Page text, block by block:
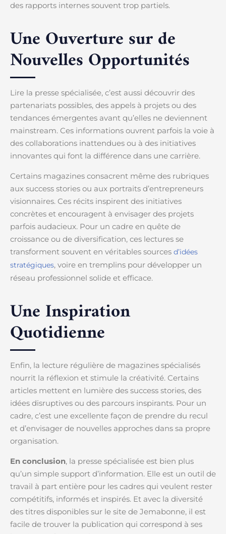
des rapports internes souvent trop partiels.
Une Ouverture sur de
Nouvelles Opportunités
Lire la presse spécialisée, c’est aussi découvrir des
partenariats possibles, des appels à projets ou des
tendances émergentes avant qu’elles ne deviennent
mainstream. Ces informations ouvrent parfois la voie à
des collaborations inattendues ou à des initiatives
innovantes qui font la différence dans une carrière.
Certains magazines consacrent même des rubriques
aux success stories ou aux portraits d’entrepreneurs
visionnaires. Ces récits inspirent des initiatives
concrètes et encouragent à envisager des projets
parfois audacieux. Pour un cadre en quête de
croissance ou de diversification, ces lectures se
transforment souvent en véritables sources d’idées
stratégiques, voire en tremplins pour développer un
réseau professionnel solide et efficace.
Une Inspiration
Quotidienne
Enfin, la lecture régulière de magazines spécialisés
nourrit la réflexion et stimule la créativité. Certains
articles mettent en lumière des success stories, des
idées disruptives ou des parcours inspirants. Pour un
cadre, c’est une excellente façon de prendre du recul
et d’envisager de nouvelles approches dans sa propre
organisation.
En conclusion, la presse spécialisée est bien plus
qu’un simple support d’information. Elle est un outil de
travail à part entière pour les cadres qui veulent rester
compétitifs, informés et inspirés. Et avec la diversité
des titres disponibles sur le site de Jemabonne, il est
facile de trouver la publication qui correspond à ses